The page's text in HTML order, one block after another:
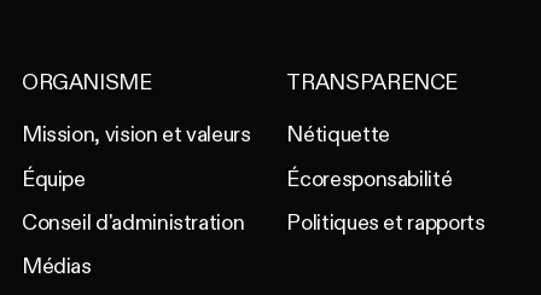
ORGANISME
Mission, vision et valeurs
Équipe
Conseil d'administration
Médias
TRANSPARENCE
Nétiquette
Écoresponsabilité
Politiques et rapports